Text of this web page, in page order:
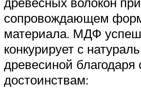
сопровождающем
материала. МДФ
конкурирует с
древесиной благодаря
достоинствам: